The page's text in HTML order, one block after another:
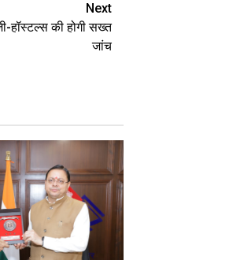
Next
हॉस्टल्स की होगी सख्त
जांच